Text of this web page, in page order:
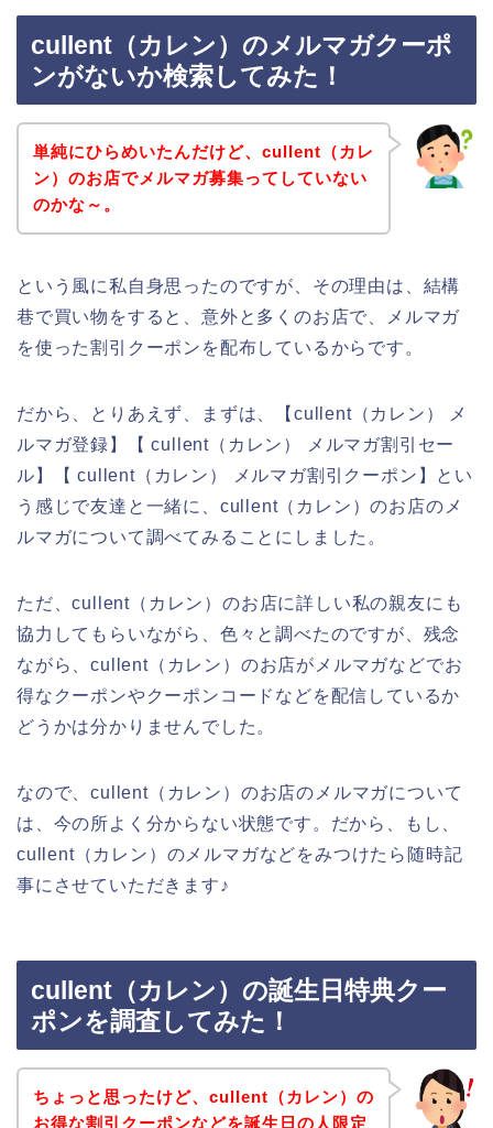
cullent（カレン）のメルマガクーポ
ンがないか検索してみた！
単純にひらめいたんだけど、cullent（カレ
ン）のお店でメルマガ募集ってしていない
のかな～。
という風に私自身思ったのですが、その理由は、結構
巷で買い物をすると、意外と多くのお店で、メルマガ
を使った割引クーポンを配布しているからです。
だから、とりあえず、まずは、【cullent（カレン） メ
ルマガ登録】【 cullent（カレン） メルマガ割引セー
ル】【 cullent（カレン） メルマガ割引クーポン】とい
う感じで友達と一緒に、cullent（カレン）のお店のメ
ルマガについて調べてみることにしました。
ただ、cullent（カレン）のお店に詳しい私の親友にも
協力してもらいながら、色々と調べたのですが、残念
ながら、cullent（カレン）のお店がメルマガなどでお
得なクーポンやクーポンコードなどを配信しているか
どうかは分かりませんでした。
なので、cullent（カレン）のお店のメルマガについて
は、今の所よく分からない状態です。だから、もし、
cullent（カレン）のメルマガなどをみつけたら随時記
事にさせていただきます♪
cullent（カレン）の誕生日特典クー
ポンを調査してみた！
ちょっと思ったけど、cullent（カレン）の
お得な割引クーポンなどを誕生日の人限定